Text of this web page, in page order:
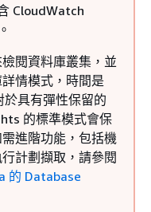
CloudWatch
閱資料庫叢集 ，並
情模式，時間是
於具有彈性保留的
的標準模式會保
進階功能，包括機
計劃擷取，請參閱
的 Database